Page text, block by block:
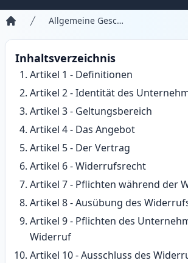
Allgemeine Geschäftsbedingungen
Inhaltsverzeichnis
Artikel 1 - Definitionen
Artikel 2 - Identität des
Artikel 3 - Geltungsbereich
Artikel 4 - Das Angebot
Artikel 5 - Der Vertrag
Artikel 6 - Widerrufsrecht
Artikel 7 - Pflichten während der
Artikel 8 - Ausübung des
Artikel 9 - Pflichten des
Widerruf
Artikel 10 - Ausschluss des